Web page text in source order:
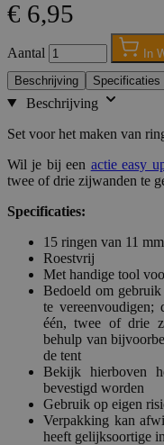
€ 6,95
Aantal
In
Beschrijving
Specificaties
Beschrijving
Set voor het maken van
Wil je bij een actie easy
twee of drie zijwanden te
Specificaties:
15 ringen van 11
Roestvrij
Met handige tool
Bedoeld om
te vereenvoudigen;
één, twee of drie
behulp van
de tent
Bekijk hierboven
bevestigd worden
Gebruik op eigen
Verpakking kan
heeft gelijksoortige